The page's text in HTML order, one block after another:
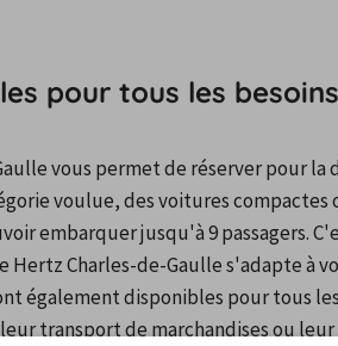
pour tous les
vous permet de réserver pour la
voulue, des voitures compactes
embarquer jusqu'à 9 passagers.
Charles-de-Gaulle s'adapte à
également disponibles pour tous les
transport de marchandises ou leur